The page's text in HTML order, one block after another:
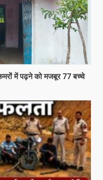
में पढ़ने को मजबूर 77 बच्चे